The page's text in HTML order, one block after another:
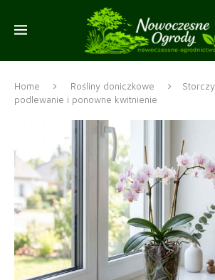
Home Rośliny doniczkowe
podlewanie i ponowne kwitnienie